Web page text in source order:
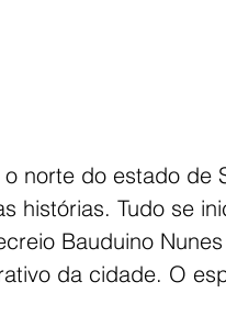
norte do estado de
histórias. Tudo se
Bauduino
da cidade. O